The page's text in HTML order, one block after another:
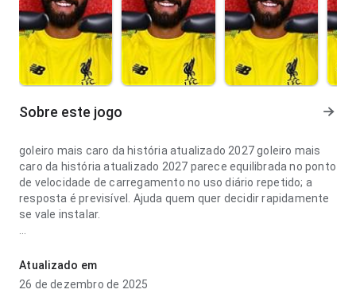
Sobre este jogo
goleiro mais caro da história atualizado 2027 goleiro mais
caro da história atualizado 2027 parece equilibrada no ponto
de velocidade de carregamento no uso diário repetido; a
resposta é previsível. Ajuda quem quer decidir rapidamente
se vale instalar.
responsiva no ponto de fluxo de navegação em uma tela
menor; a estrutura deixa claro o próximo passo. A
Atualizado em
26 de dezembro de 2025